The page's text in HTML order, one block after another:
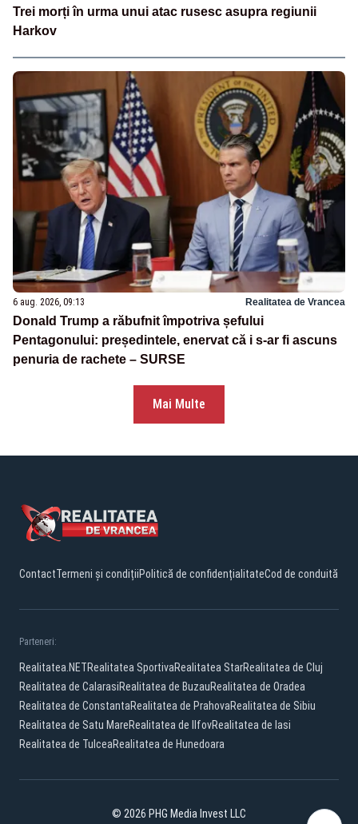
Trei morți în urma unui atac rusesc asupra regiunii
Harkov
6 aug. 2026, 09:13 Realitatea de Vrancea
Donald Trump a răbufnit împotriva șefului
Pentagonului: președintele, enervat că i s-ar fi ascuns
penuria de rachete – SURSE
Mai Multe
ContactTermeni și condițiiPolitică de confidențialitateCod de conduită
Parteneri:
Realitatea.NETRealitatea SportivaRealitatea StarRealitatea de Cluj
Realitatea de CalarasiRealitatea de BuzauRealitatea de Oradea
Realitatea de ConstantaRealitatea de PrahovaRealitatea de Sibiu
Realitatea de Satu MareRealitatea de IlfovRealitatea de Iasi
Realitatea de TulceaRealitatea de Hunedoara
© 2026 PHG Media Invest LLC